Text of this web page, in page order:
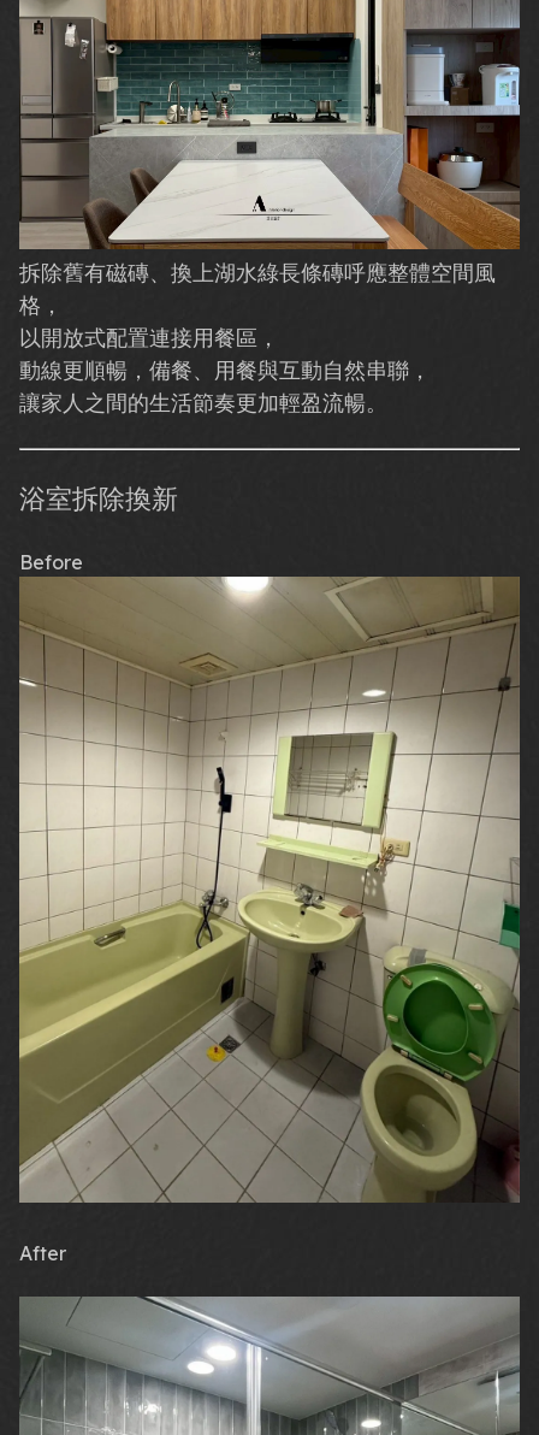
拆除舊有磁磚、換上湖水綠長條磚呼應整體空間風
格，
以開放式配置連接用餐區，
動線更順暢，備餐、用餐與互動自然串聯，
讓家人之間的生活節奏更加輕盈流暢。
浴室拆除換新
Before
After